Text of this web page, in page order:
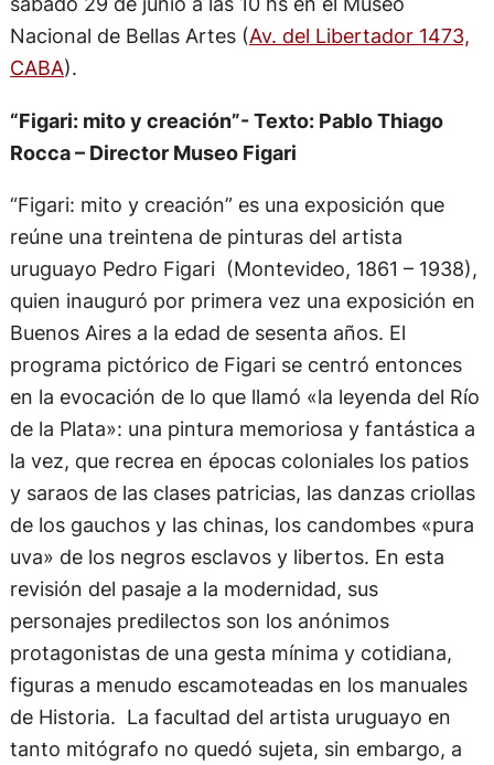
Nacional de Bellas Artes (Av. del Libertador 1473,
CABA).
“Figari: mito y creación”- Texto: Pablo Thiago
Rocca – Director Museo Figari
“Figari: mito y creación” es una exposición que
reúne una treintena de pinturas del artista
uruguayo Pedro Figari (Montevideo, 1861 – 1938),
quien inauguró por primera vez una exposición en
Buenos Aires a la edad de sesenta años. El
programa pictórico de Figari se centró entonces
en la evocación de lo que llamó «la leyenda del Río
de la Plata»: una pintura memoriosa y fantástica a
la vez, que recrea en épocas coloniales los patios
y saraos de las clases patricias, las danzas criollas
de los gauchos y las chinas, los candombes «pura
uva» de los negros esclavos y libertos. En esta
revisión del pasaje a la modernidad, sus
personajes predilectos son los anónimos
protagonistas de una gesta mínima y cotidiana,
figuras a menudo escamoteadas en los manuales
de Historia. La facultad del artista uruguayo en
tanto mitógrafo no quedó sujeta, sin embargo, a